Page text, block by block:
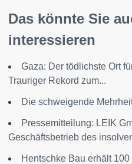
Das könnte Sie
interessieren
Gaza: Der tödlichste Ort
Trauriger Rekord zum...
Die schweigende
Pressemitteilung: LEIK
Geschäftsbetrieb des
Hentschke Bau erhält